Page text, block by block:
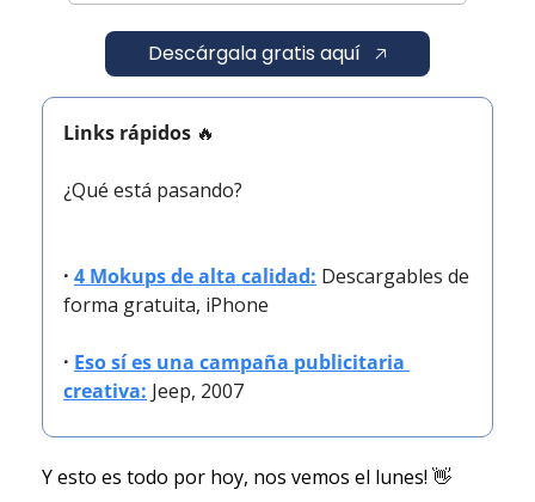
    Descárgala gratis aquí   🡥
Links rápidos 🔥
¿Qué está pasando?
· 4 Mokups de alta calidad: Descargables de
forma gratuita, iPhone
· Eso sí es una campaña publicitaria
creativa: Jeep, 2007
Y esto es todo por hoy, nos vemos el lunes! 👋